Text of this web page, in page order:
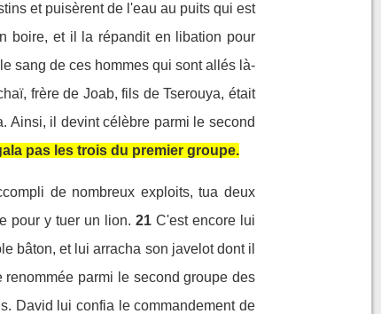
et puisèrent de l'eau au puits qui est
boire, et il la répandit en libation pour
sang de ces hommes qui sont allés là-
frère de Joab, fils de Tserouya, était
Ainsi, il devint célèbre parmi le second
pas les trois du premier groupe.
de nombreux exploits, tua deux
pour y tuer un lion. 21 C'est encore lui
bâton, et lui arracha son javelot dont il
parmi le second groupe des
David lui confia le commandement de